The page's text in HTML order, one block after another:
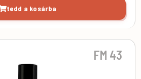
tedd a kosárba
FM 43